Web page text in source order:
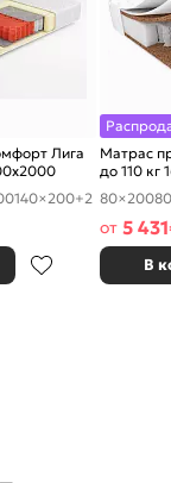
Лига
140×200+2
Матрас
до 110 кг
80×200
от 5 431
В